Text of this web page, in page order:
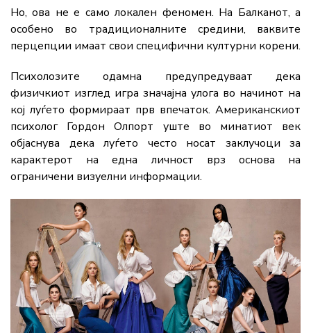
Но, ова не е само локален феномен. На Балканот, а
особено во традиционалните средини, ваквите
перцепции имаат свои специфични културни корени.
Психолозите одамна предупредуваат дека
физичкиот изглед игра значајна улога во начинот на
кој луѓето формираат прв впечаток. Американскиот
психолог Гордон Олпорт уште во минатиот век
објаснува дека луѓето често носат заклучоци за
карактерот на една личност врз основа на
ограничени визуелни информации.